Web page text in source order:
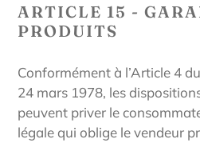
ARTICLE 15 -
PRODUITS
Conformément à l’Article 4
24 mars 1978, les
peuvent priver le
légale qui oblige le vendeur